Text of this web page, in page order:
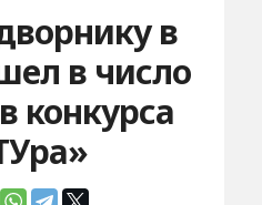
в
в число
конкурса